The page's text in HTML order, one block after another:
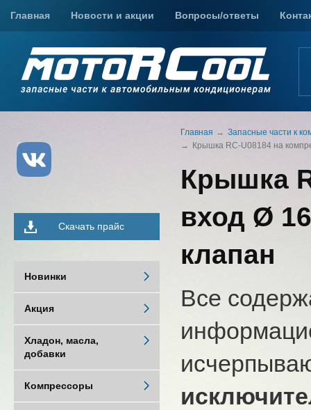
Главная Новости и акции Вопросы/ответы
Главная
Запасные части к
Крышка RC-U08184 на
Крышка
вход Ø
клапан
Все
Скачать прайс
Новинки
Акция
Хладон, масла,
добавки
Компрессоры